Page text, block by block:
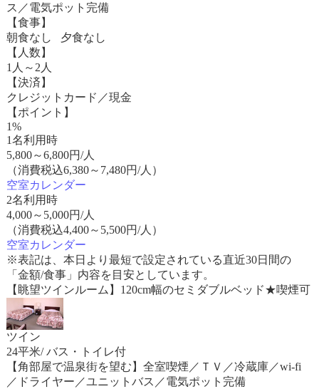
ス／電気ポット完備
【食事】
朝食なし 夕食なし
【人数】
1人～2人
【決済】
クレジットカード／現金
【ポイント】
1%
1名利用時
5,800～6,800円/人
（消費税込6,380～7,480円/人）
空室カレンダー
2名利用時
4,000～ 5,000円/人
（消費税込4,400～5,500円/人）
空室カレンダー
※表記は、本日より最短で設定されている直近30日間の
「金額/食事」内容を目安としています。
【眺望ツインルーム】120cm幅のセミダブルベッド★喫煙可
ツイン
24平米/ バス・トイレ付
【角部屋で温泉街を望む】全室喫煙／ＴＶ／冷蔵庫／wi-fi
／ドライヤー／ユニットバス／電気ポット完備